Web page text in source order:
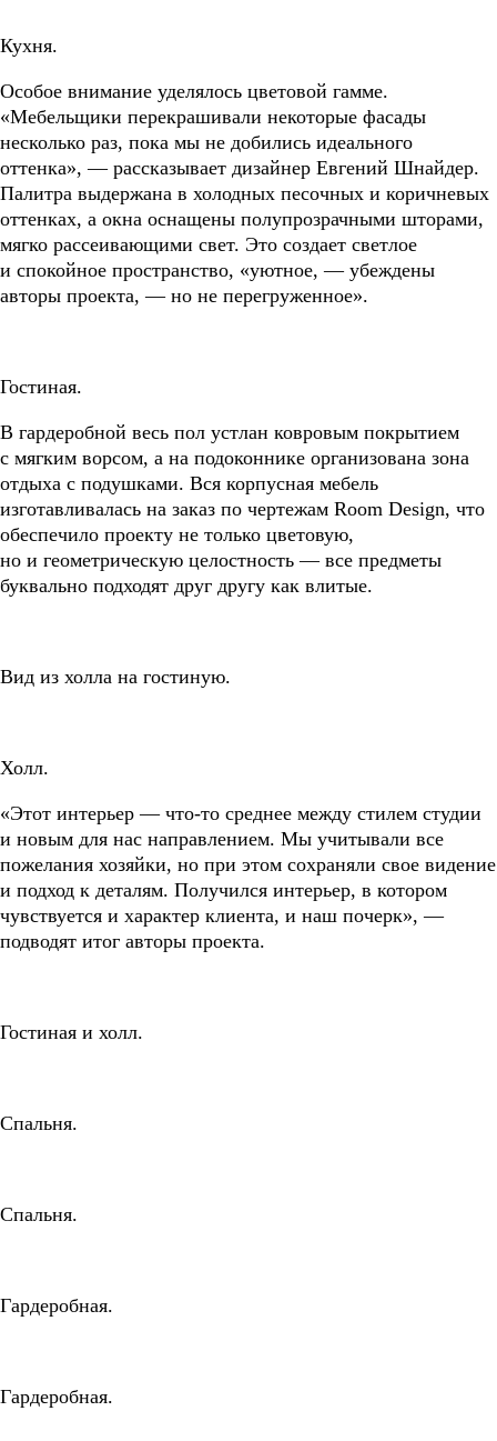
Кухня.
Особое внимание уделялось цветовой гамме.
«Мебельщики перекрашивали некоторые фасады
несколько раз, пока мы не добились идеального
оттенка», — рассказывает дизайнер Евгений Шнайдер.
Палитра выдержана в холодных песочных и коричневых
оттенках, а окна оснащены полупрозрачными шторами,
мягко рассеивающими свет. Это создает светлое
и спокойное пространство, «уютное, — убеждены
авторы проекта, — но не перегруженное».
Гостиная.
В гардеробной весь пол устлан ковровым покрытием
с мягким ворсом, а на подоконнике организована зона
отдыха с подушками. Вся корпусная мебель
изготавливалась на заказ по чертежам Room Design, что
обеспечило проекту не только цветовую,
но и геометрическую целостность — все предметы
буквально подходят друг другу как влитые.
Вид из холла на гостиную.
Холл.
«Этот интерьер — что-то среднее между стилем студии
и новым для нас направлением. Мы учитывали все
пожелания хозяйки, но при этом сохраняли свое видение
и подход к деталям. Получился интерьер, в котором
чувствуется и характер клиента, и наш почерк», —
подводят итог авторы проекта.
Гостиная и холл.
Спальня.
Спальня.
Гардеробная.
Гардеробная.